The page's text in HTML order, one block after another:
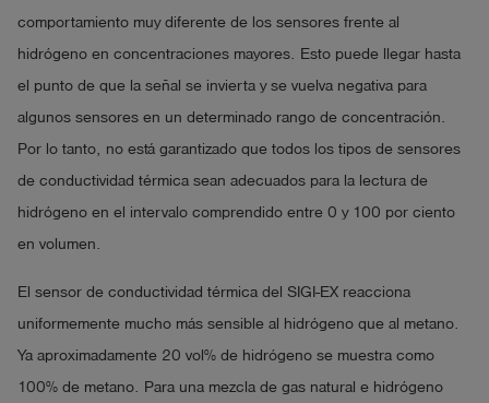
comportamiento muy diferente de los sensores frente al
hidrógeno en concentraciones mayores. Esto puede llegar hasta
el punto de que la señal se invierta y se vuelva negativa para
algunos sensores en un determinado rango de concentración.
Por lo tanto, no está garantizado que todos los tipos de sensores
de conductividad térmica sean adecuados para la lectura de
hidrógeno en el intervalo comprendido entre 0 y 100 por ciento
en volumen.
El sensor de conductividad térmica del SIGI-EX reacciona
uniformemente mucho más sensible al hidrógeno que al metano.
Ya aproximadamente 20 vol% de hidrógeno se muestra como
100% de metano. Para una mezcla de gas natural e hidrógeno